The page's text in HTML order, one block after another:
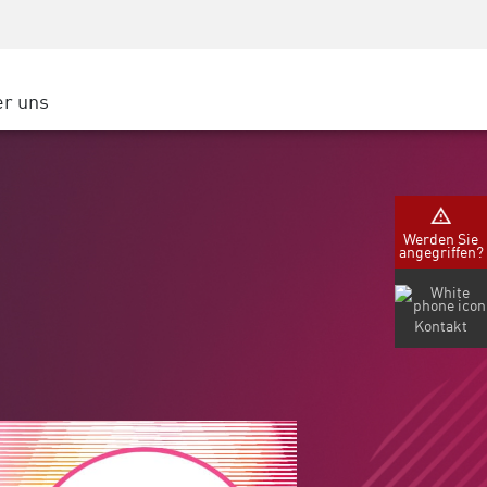
uns
Werden Sie
angegriffen?
Kontakt